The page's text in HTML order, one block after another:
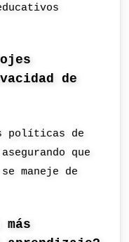
de
políticas de
que
maneje de